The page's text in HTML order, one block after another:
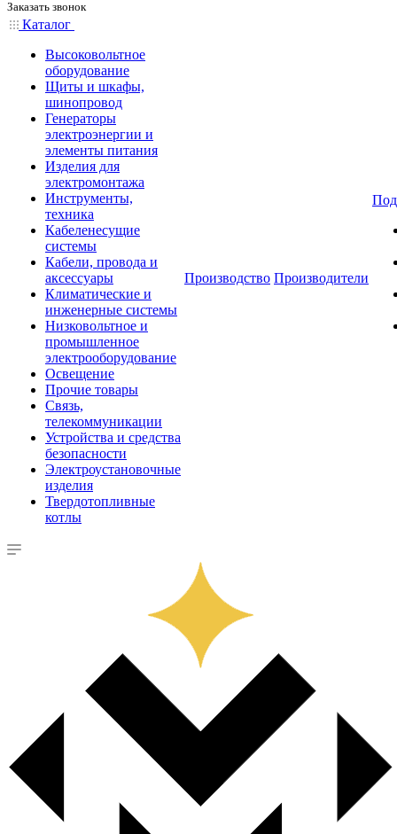
Заказать звонок
Каталог
Высоковольтное
оборудование
Щиты и шкафы,
шинопровод
Генераторы
электроэнергии и
элементы питания
Изделия для
электромонтажа
Инструменты,
техника
Кабеленесущие
системы
Кабели, провода и
аксессуары
Климатические и
инженерные системы
Низковольтное и
промышленное
электрооборудование
Освещение
Прочие товары
Связь,
телекоммуникации
Устройства и средства
безопасности
Электроустановочные
изделия
Твердотопливные
котлы
Производство Производители